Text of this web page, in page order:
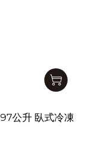
公升 臥式冷凍